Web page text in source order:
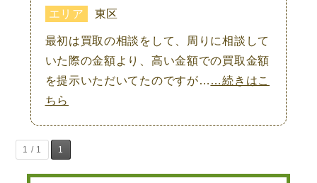
エリア 東区
最初は買取の相談をして、周りに相談して
いた際の金額より、高い金額での買取金額
を提示いただいてたのですが… …続きはこ
ちら
1 / 1 1